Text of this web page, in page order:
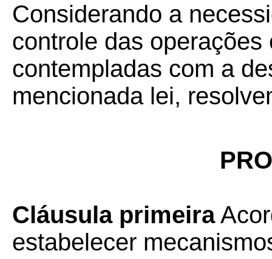
Considerando a
controle das
contempladas com a
mencionada lei,
Cláusula primeira
estabelecer